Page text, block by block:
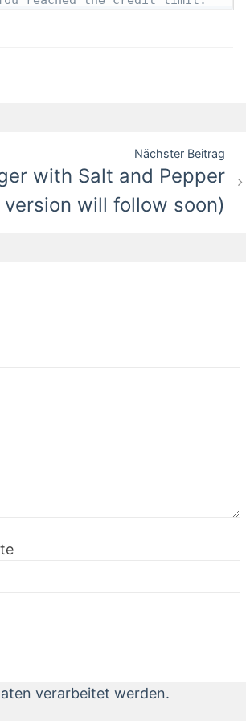
Nächster Beitrag
with Salt and Pepper
will follow soon)
verarbeitet werden.